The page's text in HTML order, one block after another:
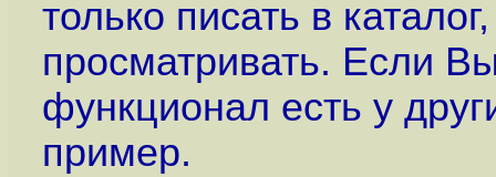
только писать в
просматривать. Если
функционал есть у
пример.